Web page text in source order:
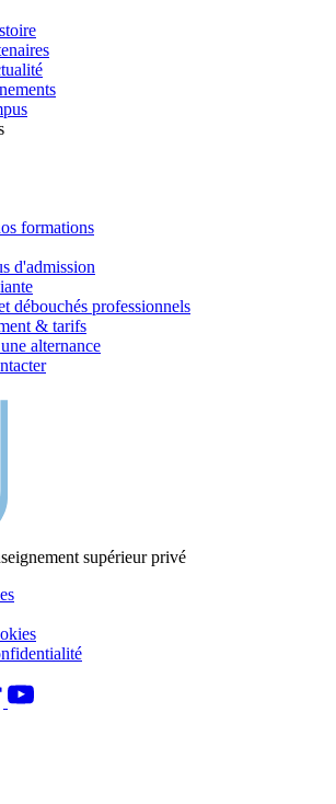
formations
d'admission
débouchés professionnels
& tarifs
alternance
supérieur privé